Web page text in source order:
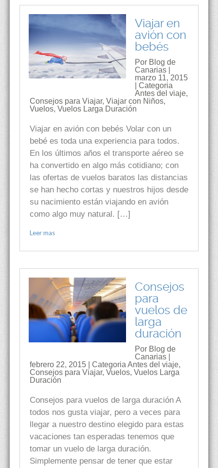
Viajar en
avión con
bebés
Por Blog de
Canarias |
marzo 11, 2015
| Categoria
Antes del viaje,
Consejos para Viajar, Viajar con Niños,
Vuelos, Vuelos Larga Duración
Viajar en avión con bebés Volar con un
bebé es toda una experiencia para todos.
En los últimos años el transporte aéreo se
ha convertido en algo más cotidiano; con
las ofertas de vuelos baratos las distancias
se han hecho cortas y nuestros hijos desde
su nacimiento están viajando en avión
como algo muy natural. […]
Leer mas
Consejos
para
vuelos de
larga
duración
Por Blog de
Canarias |
febrero 22, 2015 | Categoria Antes del viaje,
Consejos para Viajar, Vuelos, Vuelos Larga
Duración
Consejos para vuelos de larga duración A
todos nos gusta viajar, pero a veces para
llegar a nuestro destino elegido para estas
vacaciones tan esperadas tenemos que
tomar un vuelo de larga duración.
Simplemente pensar de tener que estar